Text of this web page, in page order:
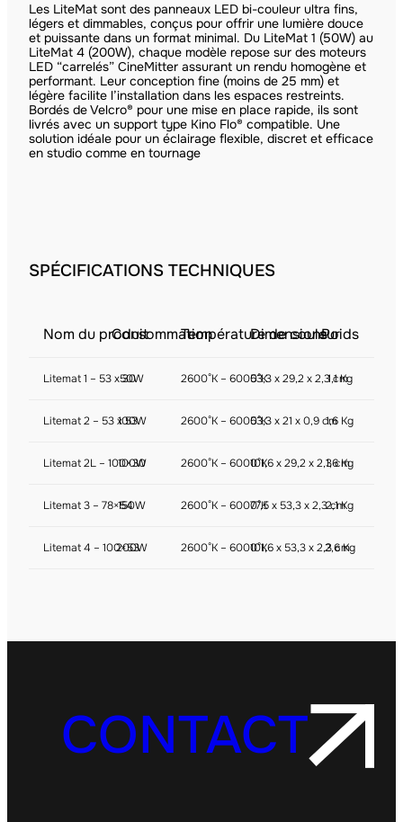
Les LiteMat sont des panneaux LED bi-couleur ultra fins,
légers et dimmables, conçus pour offrir une lumière douce
et puissante dans un format minimal. Du LiteMat 1 (50W) au
LiteMat 4 (200W), chaque modèle repose sur des moteurs
LED “carrelés” CineMitter assurant un rendu homogène et
performant. Leur conception fine (moins de 25 mm) et
légère facilite l’installation dans les espaces restreints.
Bordés de Velcro® pour une mise en place rapide, ils sont
livrés avec un support type Kino Flo® compatible. Une
solution idéale pour un éclairage flexible, discret et efficace
en studio comme en tournage
SPÉCIFICATIONS TECHNIQUES
Nom du produitConsommationTempérature de couleur
DimensionsPoids
Litemat 1 – 53 x 30
50W 2600°K – 6000°K53,3 x 29,2 x 2,3 cm
1,1 Kg
Litemat 2 – 53 x 53
100W 2600°K – 6000°K53,3 x 21 x 0,9 cm1,6 Kg
Litemat 2L – 100×30
100W 2600°K – 6000°K101,6 x 29,2 x 2,3 cm
1,6 Kg
Litemat 3 – 78×54150W 2600°K – 6000°K77,5 x 53,3 x 2,3 cm
2,1 Kg
Litemat 4 – 100×53
200W 2600°K – 6000°K101,6 x 53,3 x 2,3 cm
2,6 Kg
CONTACT